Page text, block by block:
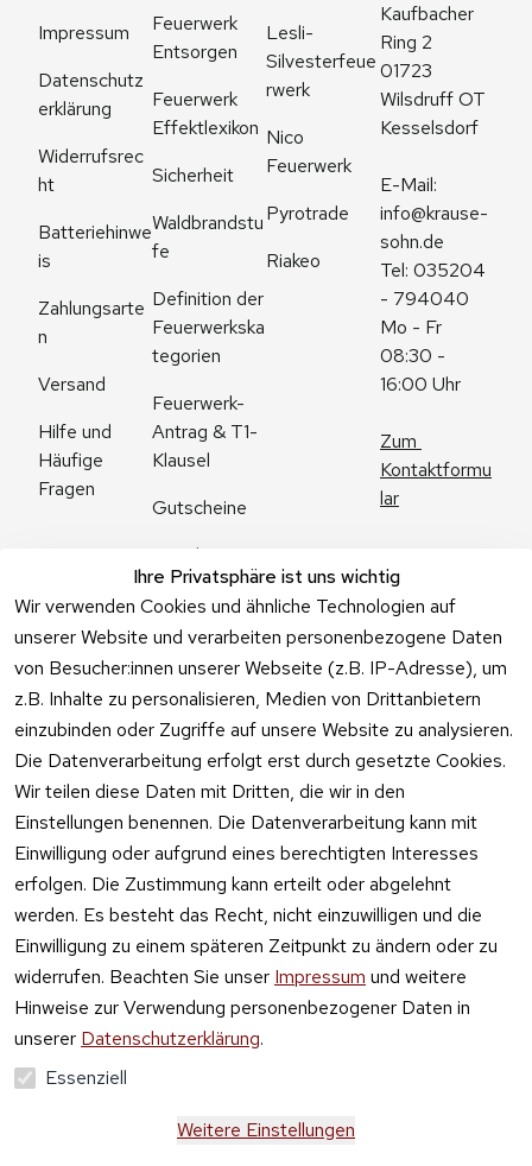
Ihre Privatsphäre ist uns wichtig
Wir verwenden Cookies und ähnliche Technologien auf
unserer Website und verarbeiten personenbezogene Daten
von Besucher:innen unserer Webseite (z.B. IP-Adresse), um
z.B. Inhalte zu personalisieren, Medien von Drittanbietern
einzubinden oder Zugriffe auf unsere Website zu analysieren.
Die Datenverarbeitung erfolgt erst durch gesetzte Cookies.
Wir teilen diese Daten mit Dritten, die wir in den
Einstellungen benennen. Die Datenverarbeitung kann mit
Einwilligung oder aufgrund eines berechtigten Interesses
erfolgen. Die Zustimmung kann erteilt oder abgelehnt
werden. Es besteht das Recht, nicht einzuwilligen und die
Einwilligung zu einem späteren Zeitpunkt zu ändern oder zu
widerrufen. Beachten Sie unser Impressum und weitere
Hinweise zur Verwendung personenbezogener Daten in
unserer Datenschutzerklärung.
Essenziell
Weitere Einstellungen
Impressum
Datenschutz
erklärung
Widerrufsrec
ht
Batteriehinwe
is
Zahlungsarte
n
Versand
Hilfe und
Häufige
Fragen
Feuerwerk
Entsorgen
Feuerwerk
Effektlexikon
Sicherheit
Waldbrandstu
fe
Definition der
Feuerwerkska
tegorien
Feuerwerk-
Antrag & T1-
Klausel
Gutscheine
Angebote
Feuerwerk
Online kaufen
Lesli-
Silvesterfeue
rwerk
Nico
Feuerwerk
Pyrotrade
Riakeo
Kaufbacher
Ring 2
01723
Wilsdruff OT
Kesselsdorf
info@krause-
sohn.de
Tel: 035204
- 794040
Mo - Fr
08:30 -
16:00 Uhr
Zum
Kontaktformu
lar
Vertrag
widerrufen